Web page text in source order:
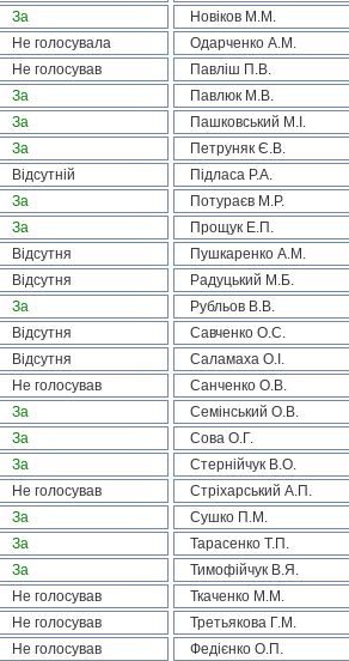
За Новіков М.М.
Не голосувала Одарченко А.М.
Не голосував Павліш П.В.
За Павлюк М.В.
За Пашковський М.І.
За Петруняк Є.В.
Відсутній Підласа Р.А.
За Потураєв М.Р.
За Прощук Е.П.
Відсутня Пушкаренко А.М.
Відсутня Радуцький М.Б.
За Рубльов В.В.
Відсутня Савченко О.С.
Відсутня Саламаха О.І.
Не голосував Санченко О.В.
За Семінський О.В.
За Сова О.Г.
За Стернійчук В.О.
Не голосував Стріхарський А.П.
За Сушко П.М.
За Тарасенко Т.П.
За Тимофійчук В.Я.
Не голосував Ткаченко М.М.
Не голосував Третьякова Г.М.
Не голосував Федієнко О.П.